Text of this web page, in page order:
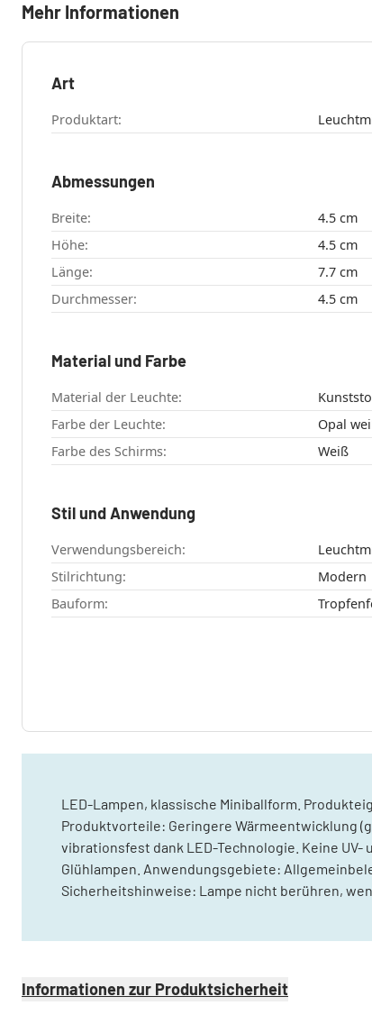
Mehr Informationen
Art
Produktart:
Abmessungen
Breite:
4.5 cm
Höhe:
4.5 cm
Länge:
7.7 cm
Durchmesser:
4.5 cm
Material und Farbe
Material der Leuchte:
Farbe der Leuchte:
Opal
Farbe des Schirms:
Weiß
Stil und Anwendung
Verwendungsbereich:
Stilrichtung:
Modern
Bauform:
LED-Lampen, klassische Miniballform.
Produktvorteile: Geringere Wärmeentwicklung
vibrationsfest dank LED-Technologie. Keine
Glühlampen. Anwendungsgebiete:
Sicherheitshinweise: Lampe nicht berühren,
Informationen zur Produktsicherheit